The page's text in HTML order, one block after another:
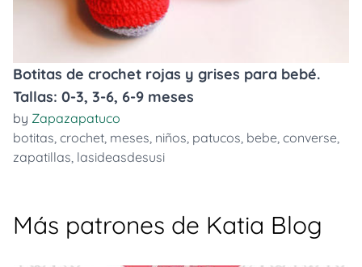
Botitas de crochet rojas y grises para bebé.
Tallas: 0-3, 3-6, 6-9 meses
by Zapazapatuco
botitas, crochet, meses, niños, patucos, bebe, converse,
zapatillas, lasideasdesusi
Más patrones de Katia Blog